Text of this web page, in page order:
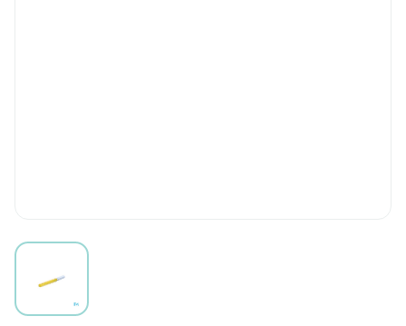
View larger image